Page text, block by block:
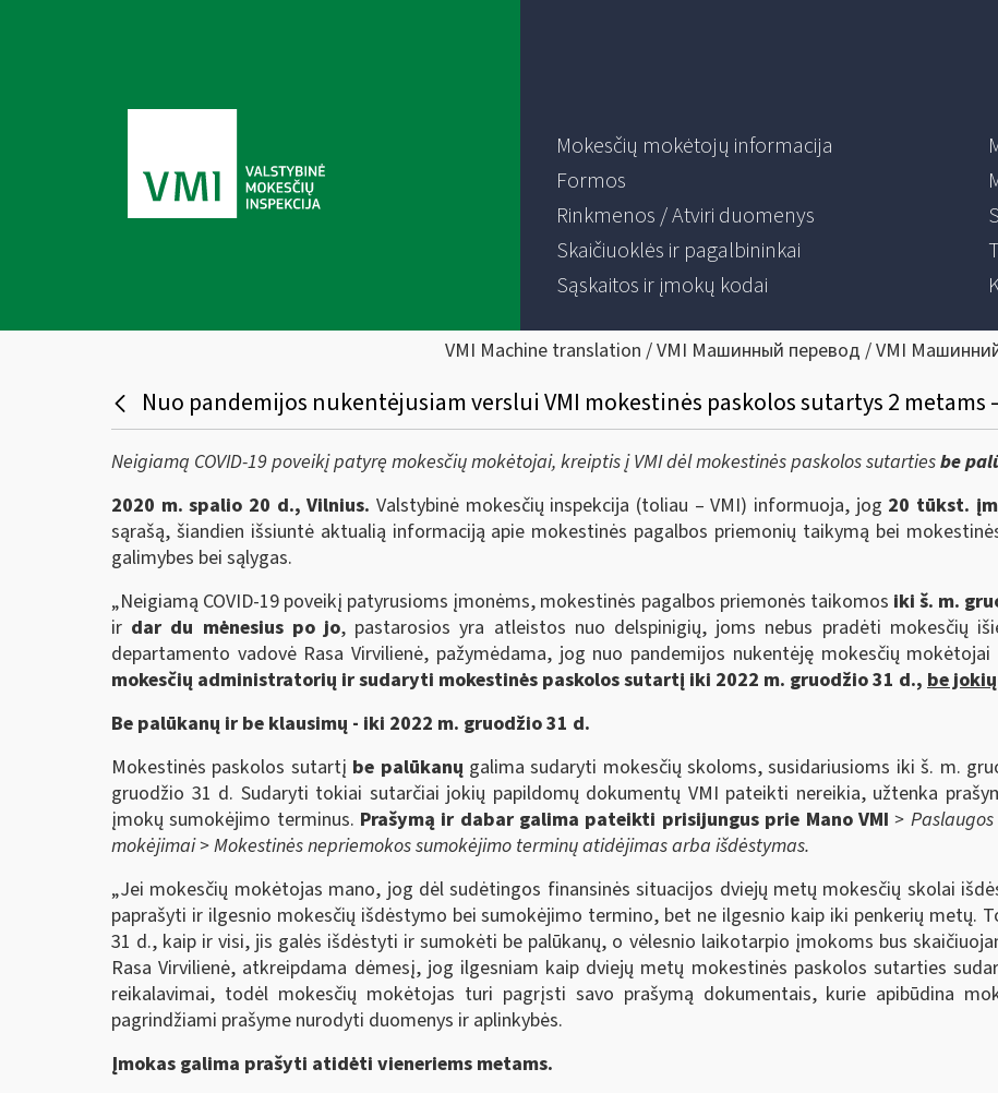
Mokesčių mokėtojų informacija
Formos
Rinkmenos / Atviri duomenys
Skaičiuoklės ir pagalbininkai
Sąskaitos ir įmokų kodai
VMI Machine translation / VMI Машинный перевод / VMI
Nuo pandemijos nukentėjusiam verslui VMI mokestinės paskolos sutartys 2
Neigiamą COVID-19 poveikį patyrę mokesčių mokėtojai, kreiptis į VMI dėl mokestinės paskolos sutartiesbe
2020 m. spalio 20 d., Vilnius. Valstybinė mokesčių inspekcija (toliau – VMI) informuoja, jog 20 tūkst.
sąrašą, šiandien išsiuntė aktualią informaciją apie mokestinės pagalbos priemonių taikymą bei
galimybes bei sąlygas.
„Neigiamą COVID-19 poveikį patyrusioms įmonėms, mokestinės pagalbos priemonės taikomos iki š. m.
ir dar du mėnesius po jo, pastarosios yra atleistos nuo delspinigių, joms nebus pradėti mokesčių
departamento vadovė Rasa Virvilienė, pažymėdama, jog nuo pandemijos nukentėję mokesčių mokėtojai
mokesčių administratorių ir sudaryti mokestinės paskolos sutartį iki 2022 m. gruodžio 31 d., be
Be palūkanų ir be klausimų - iki 2022 m. gruodžio 31 d.
Mokestinės paskolos sutartį be palūkanų galima sudaryti mokesčių skoloms, susidariusioms iki š. m.
gruodžio 31 d. Sudaryti tokiai sutarčiai jokių papildomų dokumentų VMI pateikti nereikia, užtenka
įmokų sumokėjimo terminus. Prašymą ir dabar galima pateikti prisijungus prie Mano VMI >
mokėjimai > Mokestinės nepriemokos sumokėjimo terminų atidėjimas arba išdėstymas.
„Jei mokesčių mokėtojas mano, jog dėl sudėtingos finansinės situacijos dviejų metų mokesčių skolai
paprašyti ir ilgesnio mokesčių išdėstymo bei sumokėjimo termino, bet ne ilgesnio kaip iki penkerių metų.
31 d., kaip ir visi, jis galės išdėstyti ir sumokėti be palūkanų, o vėlesnio laikotarpio įmokoms bus
Rasa Virvilienė, atkreipdama dėmesį, jog ilgesniam kaip dviejų metų mokestinės paskolos sutarties
reikalavimai, todėl mokesčių mokėtojas turi pagrįsti savo prašymą dokumentais, kurie apibūdina
pagrindžiami prašyme nurodyti duomenys ir aplinkybės.
Įmokas galima prašyti atidėti vieneriems metams.